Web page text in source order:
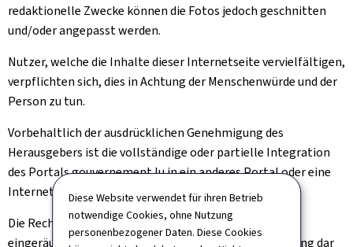
Diese Website verwendet für ihren Betrieb
notwendige Cookies, ohne Nutzung
personenbezogener Daten. Diese Cookies
redaktionelle Zwecke können die Fotos jedoch geschnitten
und/oder angepasst werden.
Nutzer, welche die Inhalte dieser Internetseite vervielfältigen,
verpflichten sich, dies in Achtung der Menschenwürde und der
Person zu tun.
Vorbehaltlich der ausdrücklichen Genehmigung des
Herausgebers ist die vollständige oder partielle Integration
des Portals gouvernement.lu in ein anderes Portal oder eine
Internetseite untersagt.
Die Rechte, die Ihnen oben implizit oder ausdrücklich
eingeräumt wurden, stellen eine Nutzungsgenehmigung dar